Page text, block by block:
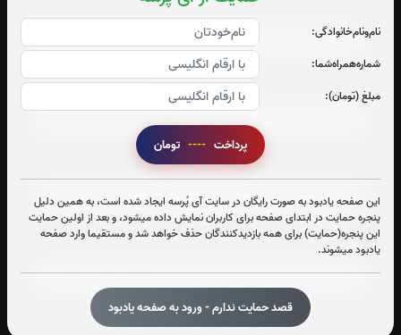
نام‌و‌نام‌خانوادگی:
شماره‌همراه‌شما:
مبلغ (تومان):
پرداخت ----
این صفحه یادبود به صورت رایگان در سایت آی پُرسه ایجاد شده است، به همین دلیل
پنجره حمایت در ابتدای صفحه برای کاربران نمایش داده میشود، و بعد از اولین حمایت
این پنجره(حمایت) برای همه بازدیدکنندگان حذف خواهد شد و مستقیما وارد صفحه
یادبود میشوند.
قصد حمایت ندارم - ورود به صفحه یادبود
صوت جزء شماره 1
صوت جزء شماره 2
صوت جزء شماره 3
صوت جزء شماره 4
صوت جزء شماره 5